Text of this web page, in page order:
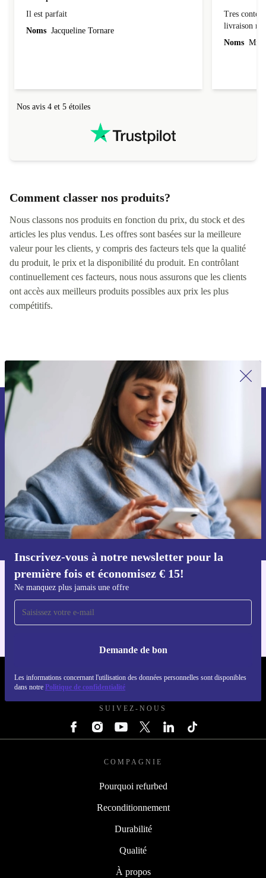
Il est parfait
Il est parfait
Tres
Comment classer nos produits?
Nous classons nos produits en fonction du prix, du stock et des
articles les plus vendus. Les offres sont basées sur la meilleure
valeur pour les clients, y compris des facteurs tels que la qualité
du produit, le prix et la disponibilité du produit. En contrôlant
continuellement ces facteurs, nous nous assurons que les clients
ont accès aux meilleurs produits possibles aux prix les plus
Inscrivez-vous à notre newsletter pour la
première fois et économisez € 15!
Politique de confidentialité
Inscrivez-vous à notre newsletter pour
la première fois et économisez 15 € !
Ne manquez plus aucune offre.
Voucher aanvragen
Retrouvez les informations sur l'utilisation des données personnelles
dans notre
politique de confidentialité.
Téléchargez l'application refurbed
Pour iOS et Android
REFURBED BELGIQUE - RETHINK NEW.
SUIVEZ-NOUS
COMPAGNIE
Pourquoi refurbed
Reconditionnement
Durabilité
Qualité
À propos